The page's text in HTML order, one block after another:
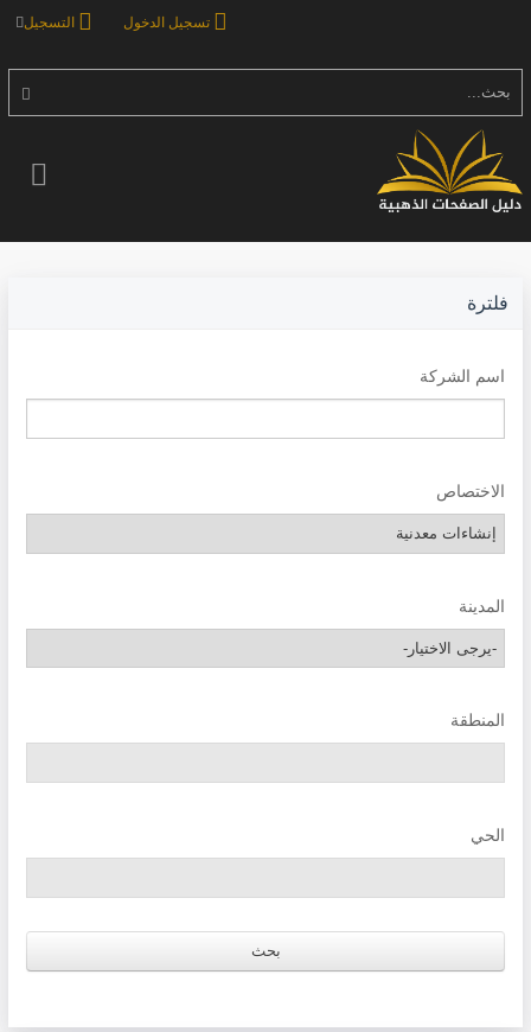
التسجيل تسجيل الدخول
بحث...
فلترة
اسم الشركة
الاختصاص
المدينة
المنطقة
الحي